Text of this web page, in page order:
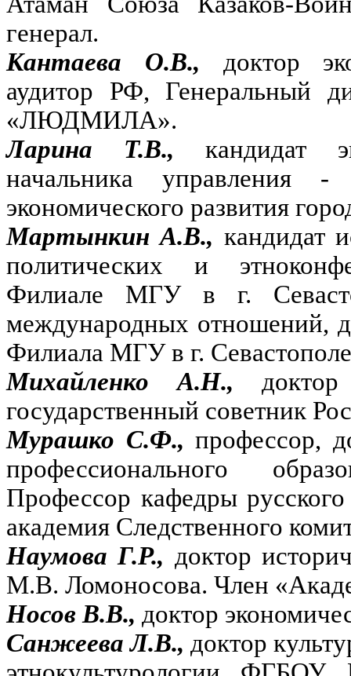
генерал.
Кантаева О.В., доктор
аудитор РФ, Генеральный
«ЛЮДМИЛА».
Ларина Т.В., кандидат
начальника управления -
экономического развития
Мартынкин А.В., кандидат
политических и
Филиале МГУ в г.
международных отношений,
Филиала МГУ в г.
Михайленко А.Н.,
государственный советник
Мурашко С.Ф., профессор,
профессионального
Профессор кафедры
академия Следственного
Наумова Г.Р., доктор
М.В. Ломоносова. Член
Носов В.В., доктор
Санжеева Л.В., доктор